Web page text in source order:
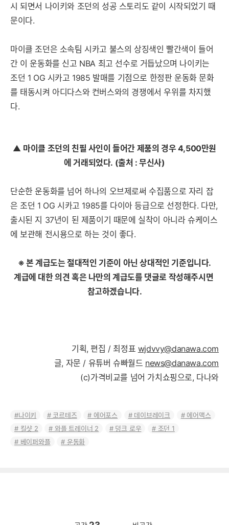
시 되면서 나이키와 조던의 성공 스토리도 같이 시작되었기 때
문이다.
마이클 조던은 소속팀 시카고 불스의 상징색인 빨간색이 들어
간 이 운동화를 신고 NBA 최고 선수로 거듭났으며 나이키는
조던 1 OG 시카고 1985 발매를 기점으로 한정판 운동화 문화
를 태동시켜 아디다스와 컨버스와의 경쟁에서 우위를 차지했
다.
▲ 마이클 조던의 친필 사인이 들어간 제품의 경우 4,500만원
에 거래되었다. (출처 : 무신사)
단순한 운동화를 넘어 하나의 오브제로써 수집품으로 자리 잡
은 조던 1 OG 시카고 1985를 다이아 등급으로 선정한다. 다만,
출시된 지 37년이 된 제품이기 때문에 실착이 아니라 슈케이스
에 보관해 전시용으로 하는 것이 좋다.
※ 본 계급도는 절대적인 기준이 아닌 상대적인 기준입니다.
계급에 대한 의견 혹은 나만의 계급도를 댓글로 작성해주시면
참고하겠습니다.
기획, 편집 / 최정표 wjdvvy@danawa.com
글, 자문 / 유튜버 슈빠월드 news@danawa.com
(c)가격비교를 넘어 가치쇼핑으로, 다나와
나이키 코르테즈 에어포스 데이브레이크
에어맥스
킬샷 2
와플 트레이너 2 덩크 로우
조던 1
베이퍼와플
운동화